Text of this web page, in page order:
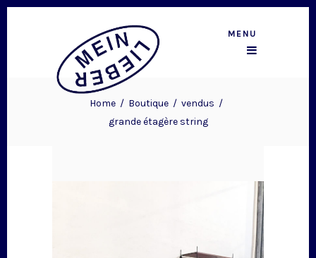
MENU
Home/ Boutique/ vendus /
grande étagère string